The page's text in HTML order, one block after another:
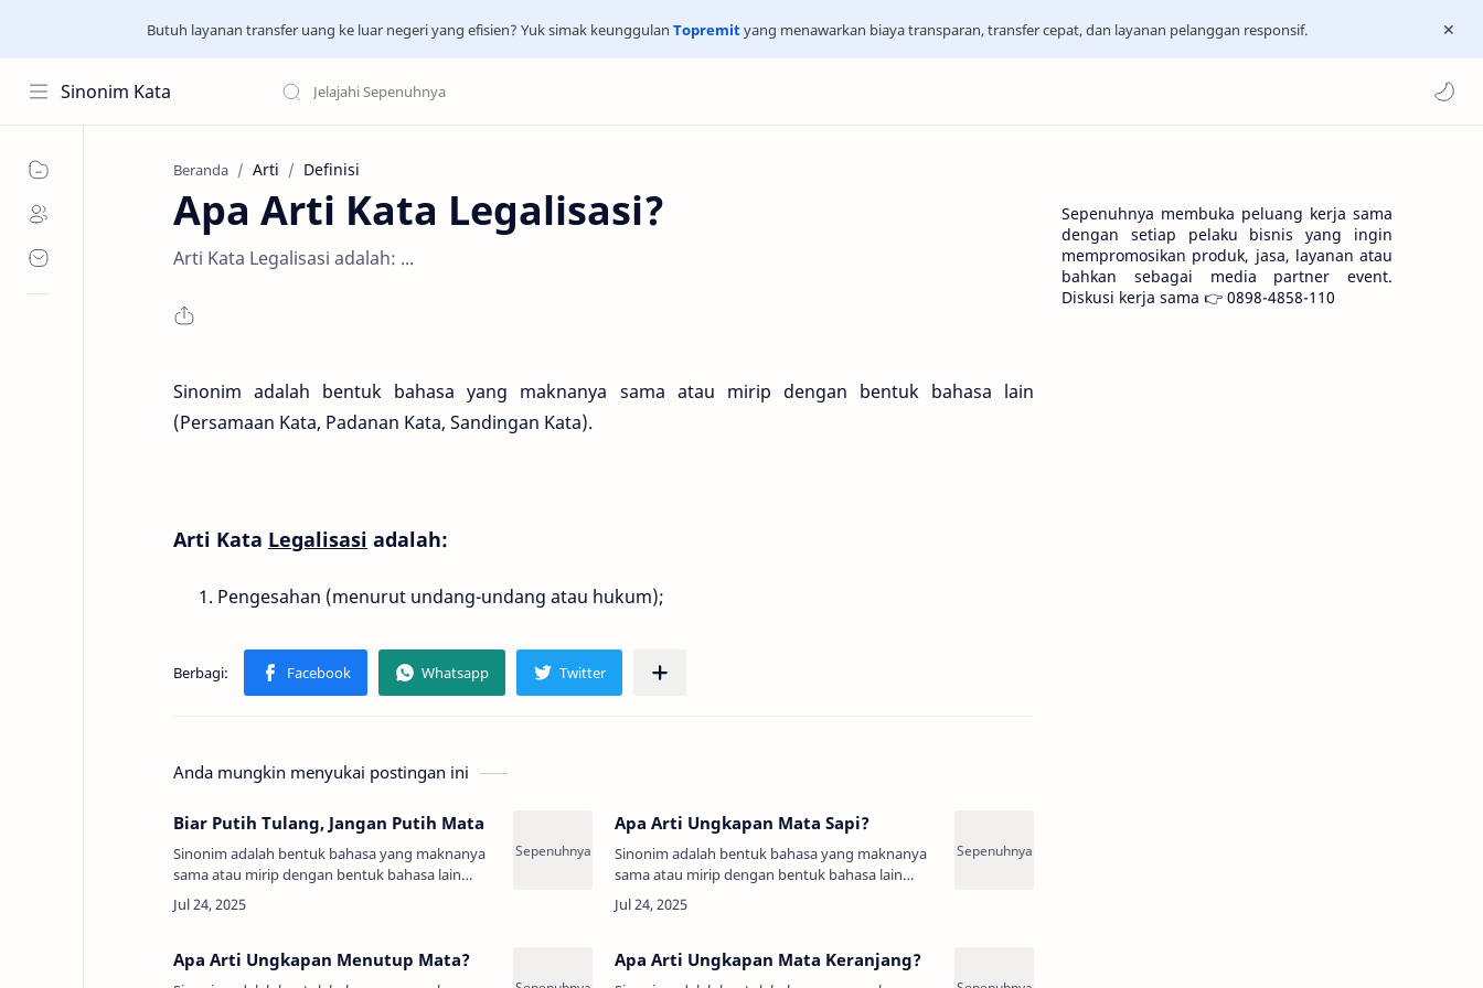
Butuh layanan transfer uang ke luar negeri yang efisien? Yuk simak keunggulan Topremityang menawarkan biaya transparan, transfer cepat, dan layanan pelanggan responsif.
Sinonim Kata
Beranda Arti Definisi
Apa Arti Kata Legalisasi?
Arti Kata Legalisasi adalah: ...
Sinonim adalah bentuk bahasa yang maknanya sama atau mirip dengan bentuk bahasa lain
(Persamaan Kata, Padanan Kata, Sandingan Kata).
Arti Kata Legalisasi adalah:
Pengesahan (menurut undang-undang atau hukum);
Anda mungkin menyukai postingan ini
Biar Putih Tulang, Jangan Putih Mata
Sinonim adalah bentuk bahasa yang maknanya
sama atau mirip dengan bentuk bahasa lain
(Persamaan Kata, Padanan Kata, Sandingan
Kata). Arti Peribahasa Biar Putih Tulang, Jangan
Apa Arti Ungkapan Mata Sapi?
Sinonim adalah bentuk bahasa yang maknanya
sama atau mirip dengan bentuk bahasa lain
(Persamaan Kata, Padanan Kata, Sandingan
Kata). Arti Ungkapan Mata Sapi adalah:Telur …
Apa Arti Ungkapan Menutup Mata? Apa Arti Ungkapan Mata Keranjang?
Sepenuhnya membuka peluang kerja sama
dengan setiap pelaku bisnis yang ingin
mempromosikan produk, jasa, layanan atau
bahkan sebagai media partner event.
Diskusi kerja sama 👉 0898-4858-110